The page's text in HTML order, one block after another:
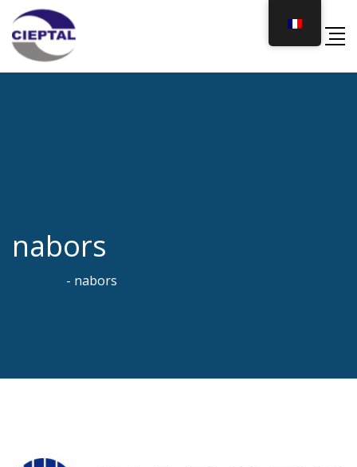
Skip
content
nabors
- nabors